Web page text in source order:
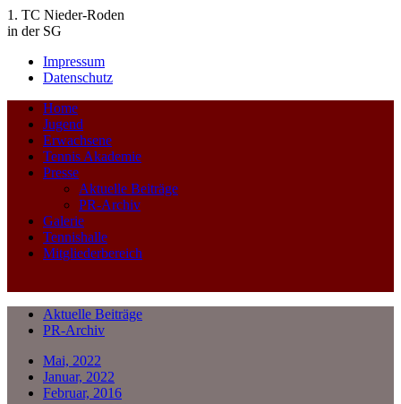
1. TC Nieder-Roden
in der SG
Impressum
Datenschutz
Home
Jugend
Erwachsene
Tennis Akademie
Presse
Aktuelle Beiträge
PR-Archiv
Galerie
Tennishalle
Mitgliederbereich
Aktuelle Beiträge
PR-Archiv
Mai, 2022
Januar, 2022
Februar, 2016